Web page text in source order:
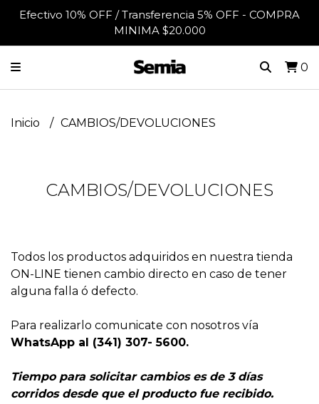
Efectivo 10% OFF / Transferencia 5% OFF - COMPRA
MINIMA $20.000
0
Inicio CAMBIOS/DEVOLUCIONES
CAMBIOS/DEVOLUCIONES
Todos los productos adquiridos en nuestra tienda
ON-LINE tienen cambio directo en caso de tener
alguna falla ó defecto.
Para realizarlo comunicate con nosotros vía
WhatsApp al (341) 307- 5600.
Tiempo para solicitar cambios es de 3 días
corridos desde que el producto fue recibido.